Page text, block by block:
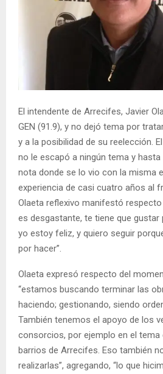
El intendente de Arrecifes, Javier
GEN (91.9), y no dejó tema por
y a la posibilidad de su reelección.
no le escapó a ningún tema y
nota donde se lo vio con la misma
experiencia de casi cuatro años al
Olaeta reflexivo manifestó
es desgastante, te tiene que gustar
yo estoy feliz, y quiero seguir
por hacer”.
Olaeta expresó respecto del
“estamos buscando terminar las
haciendo; gestionando, siendo
También tenemos el apoyo de los
consorcios, por ejemplo en el
barrios de Arrecifes. Eso también
realizarlas”, agregando, “lo que